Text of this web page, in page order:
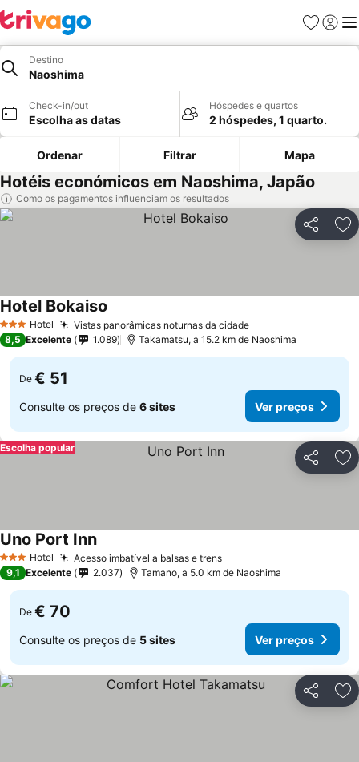
Favoritos
Iniciar
Destino
Naoshima
Check-in/out
Escolha as datas
Hóspedes e quartos
2 hóspedes, 1 quarto.
Ordenar Filtrar Mapa
Hotéis económicos em Naoshima, Japão
Como os pagamentos influenciam os resultados
Partilhar
3 EstrelasHotel Vistas panorâmicas noturnas da cidade
Hotel Bokaiso
8,5 Excelente 1.089 Takamatsu, a 15.2 km de Naoshima
De € 51
Consulte os preços de 6 sites Ver preços
Partilhar
Escolha popular
3 EstrelasHotel Acesso imbatível a balsas e trens
Uno Port Inn
9,1 Excelente 2.037 Tamano, a 5.0 km de Naoshima
De € 70
Consulte os preços de 5 sites Ver preços
Partilhar